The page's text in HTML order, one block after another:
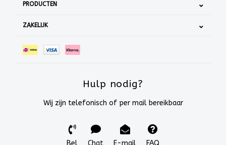
PRODUCTEN
ZAKELIJK
Hulp nodig?
Wij zijn telefonisch of per mail bereikbaar
Bel Chat E-mail FAQ